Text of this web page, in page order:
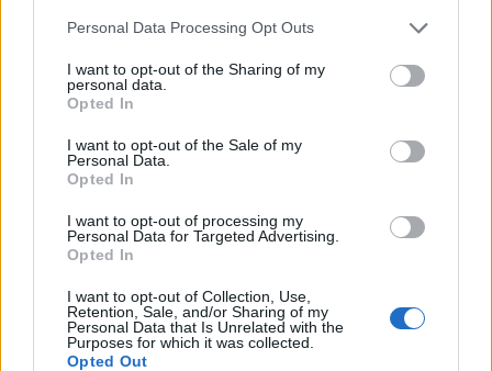
Personal Data Processing Opt Outs
I want to opt-out of the Sharing of my
personal data.
Opted In
I want to opt-out of the Sale of my
Personal Data.
Opted In
I want to opt-out of processing my
Personal Data for Targeted Advertising.
Opted In
I want to opt-out of Collection, Use,
Retention, Sale, and/or Sharing of my
Personal Data that Is Unrelated with the
Purposes for which it was collected.
Opted Out
Η συμφωνία Arval-Athlon αναδιαμορφώνει την αγορά leasing
VW: Η δύσκολη εξίσωση της
αναδιάρθρωσης
Alpha Bank: Για πρώτη φορά το
βιωσιμότητα σε καθημερινή πράξη